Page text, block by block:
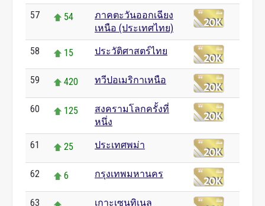
57 54
ภาคตะวันออกเฉียง
เหนือ (ประเทศไทย)
58 15 ประวัติศาสตร์ไทย
59 420 ทวีปอเมริกาเหนือ
60 125
สงครามโลกครั้งที่
หนึ่ง
61 25 ประเทศพม่า
62 6 กรุงเทพมหานคร
63
เกาะเซนทิเนล